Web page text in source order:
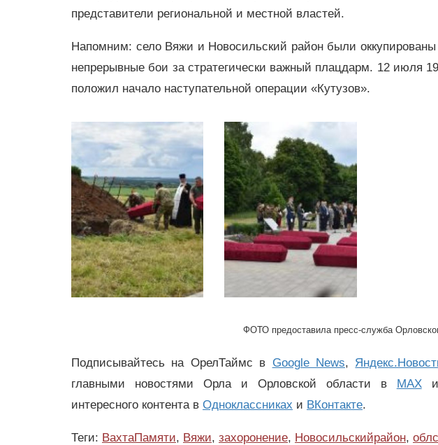
представители региональной и местной властей.
Напомним: село Вяжи и Новосильский район были
непрерывные бои за стратегически важный плацдарм. 12 июля
положил начало наступательной операции «Кутузов».
ФОТО предоставила пресс-служба
Подписывайтесь на ОрелТаймс в Google News,
главными новостями Орла и Орловской области в MAX
интересного контента в Одноклассниках и ВКонтакте.
Теги: ВахтаПамяти, Вяжи, захоронение, Новосильскийрайон,